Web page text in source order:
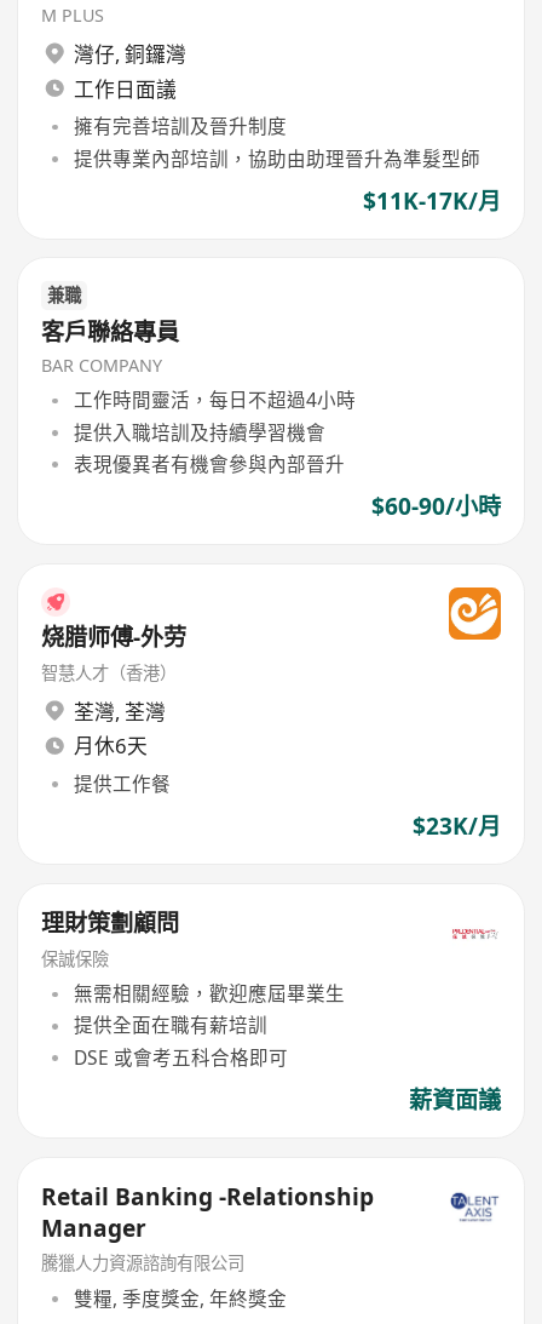
M PLUS
灣仔, 銅鑼灣
工作日面議
擁有完善培訓及晉升制度
提供專業內部培訓，協助由助理晉升為準髮型師
$11K-17K/月
兼職
客戶聯絡專員
BAR COMPANY
工作時間靈活，每日不超過4小時
提供入職培訓及持續學習機會
表現優異者有機會參與內部晉升
$60-90/小時
烧腊师傅-外劳
智慧人才（香港）
荃灣, 荃灣
月休6天
提供工作餐
$23K/月
理財策劃顧問
保誠保險
無需相關經驗，歡迎應屆畢業生
提供全面在職有薪培訓
DSE 或會考五科合格即可
薪資面議
Retail Banking -Relationship
Manager
騰獵人力資源諮詢有限公司
雙糧, 季度獎金, 年終獎金